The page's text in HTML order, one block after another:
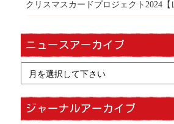
クリスマスカードプロジェクト2024【
ニュースアーカイブ
ジャーナルアーカイブ